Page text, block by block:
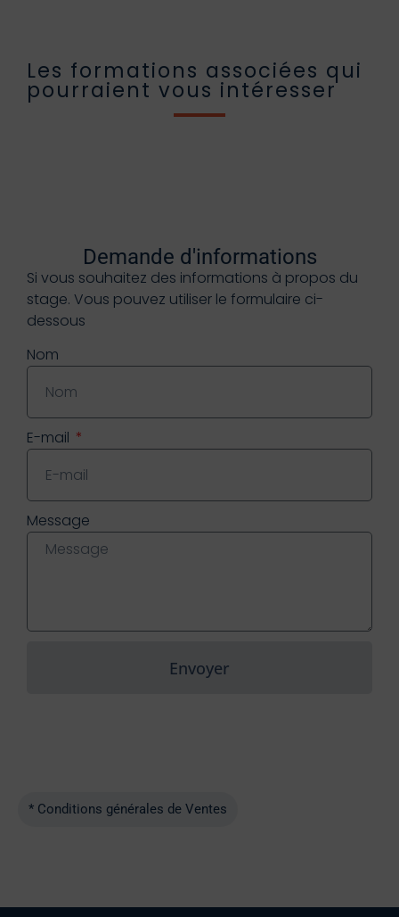
Les formations associées qui
pourraient vous intéresser
Demande d'informations
Si vous souhaitez des informations à propos du
stage. Vous pouvez utiliser le formulaire ci-
dessous
Nom
E-mail
Message
Envoyer
* Conditions générales de Ventes